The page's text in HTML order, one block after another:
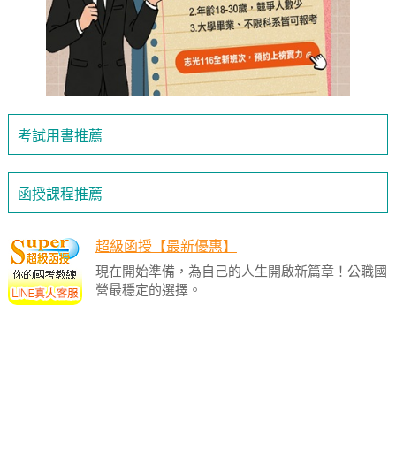
考試用書推薦
函授課程推薦
超級函授【最新優惠】
現在開始準備，為自己的人生開啟新篇章！公職國
營最穩定的選擇。